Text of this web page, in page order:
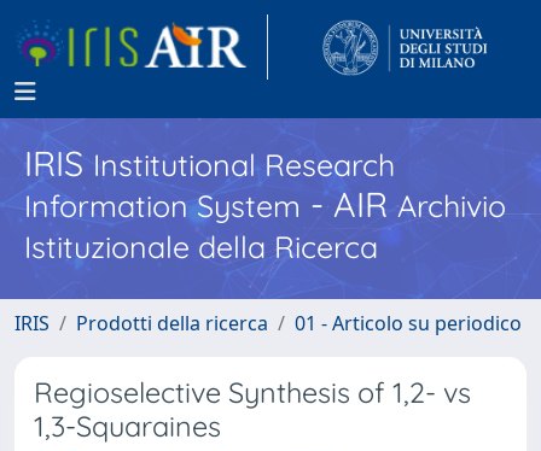
IRISInstitutional Research
Information System - AIR Archivio
Istituzionale della Ricerca
IRIS Prodotti della ricerca 01 - Articolo su periodico
Regioselective Synthesis of 1,2- vs
1,3-Squaraines